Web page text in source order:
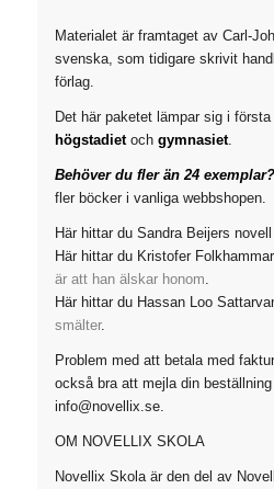
Materialet är framtaget av Carl-
svenska, som tidigare skrivit
förlag.
Det här paketet lämpar sig i
högstadietoch gymnasiet.
Behöver du fler än 24 exemplar?
fler böcker i vanliga webbshopen.
Här hittar du Sandra Beijers novell
Här hittar du Kristofer
är att han älskar honom
Här hittar du Hassan Loo
smälter.
Problem med att betala med
också bra att mejla din
info@novellix.se.
OM NOVELLIX SKOLA
Novellix Skola är den del av